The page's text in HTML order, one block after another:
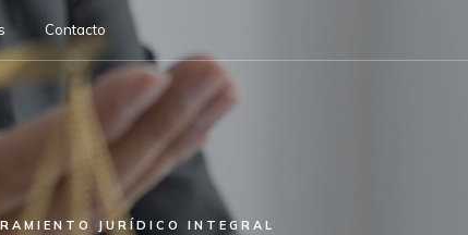
Contacto
JURÍDICO INTEGRAL